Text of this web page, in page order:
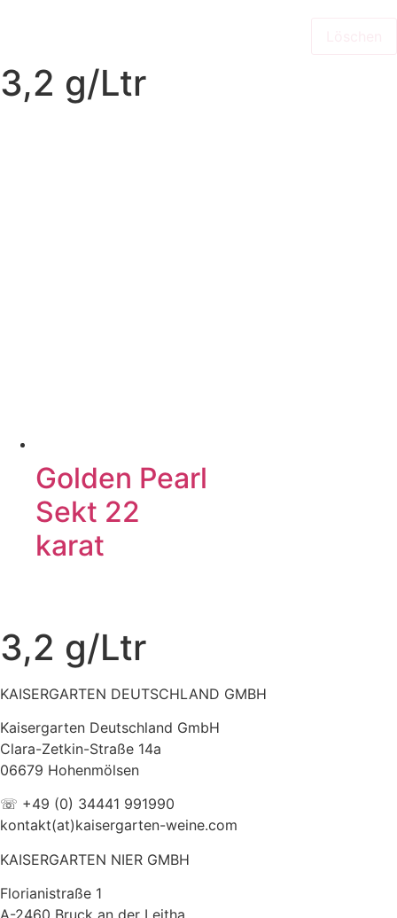
3,2 g/Ltr
Golden Pearl
Sekt 22
karat
3,2 g/Ltr
KAISERGARTEN DEUTSCHLAND GMBH
Kaisergarten Deutschland GmbH
Clara-Zetkin-Straße 14a
06679 Hohenmölsen
☏ +49 (0) 34441 991990
kontakt(at)kaisergarten-weine.com
KAISERGARTEN NIER GMBH
Florianistraße 1